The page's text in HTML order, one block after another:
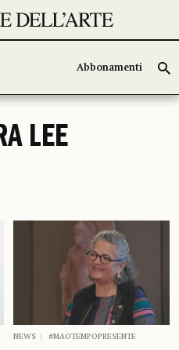
Abbonamenti
Abbonamenti
LEE
NEWS #MAOTEMPOPRESENTE